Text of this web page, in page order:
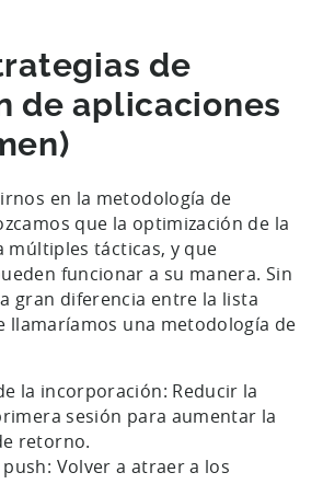
de
de aplicaciones
en la metodología de
que la optimización de la
múltiples tácticas, y que
funcionar a su manera. Sin
gran diferencia entre la lista
llamaríamos una metodología de
la incorporación: Reducir la
sesión para aumentar la
retorno.
Volver a atraer a los